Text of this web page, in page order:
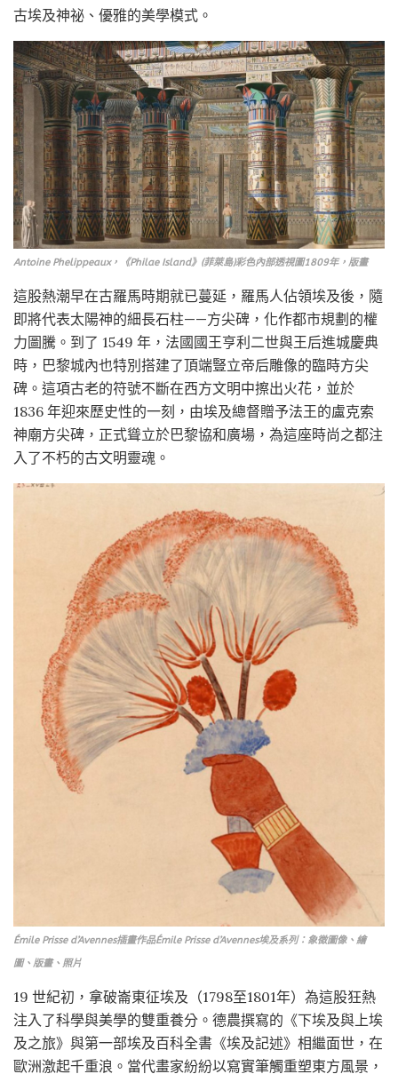
古埃及神祕、優雅的美學模式。
Antoine Phelippeaux，《Philae Island》(菲萊島)彩色內部透視圖1809年，版畫
這股熱潮早在古羅馬時期就已蔓延，羅馬人佔領埃及後，隨
即將代表太陽神的細長石柱——方尖碑，化作都市規劃的權
力圖騰。到了 1549 年，法國國王亨利二世與王后進城慶典
時，巴黎城內也特別搭建了頂端豎立帝后雕像的臨時方尖
碑。這項古老的符號不斷在西方文明中擦出火花，並於
1836 年迎來歷史性的一刻，由埃及總督贈予法王的盧克索
神廟方尖碑，正式聳立於巴黎協和廣場，為這座時尚之都注
入了不朽的古文明靈魂。
Émile Prisse d’Avennes插畫作品Émile Prisse d’Avennes埃及系列：象徵圖像、繪
圖、版畫、照片
19 世紀初，拿破崙東征埃及（1798至1801年）為這股狂熱
注入了科學與美學的雙重養分。德農撰寫的《下埃及與上埃
及之旅》與第一部埃及百科全書《埃及記述》相繼面世，在
歐洲激起千重浪。當代畫家紛紛以寫實筆觸重塑東方風景，